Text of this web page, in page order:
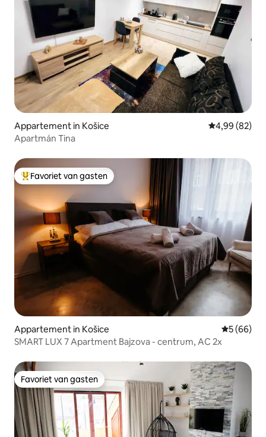
Appartement in Košice Gemiddelde
4,99 (82)
Apartmán Tina
Topfavoriet van gasten
Favoriet van gasten
Appartement in Košice
5 (66)
SMART LUX 7 Apartment Bajzova - centrum, AC 2x
Favoriet van gasten
Favoriet van gasten